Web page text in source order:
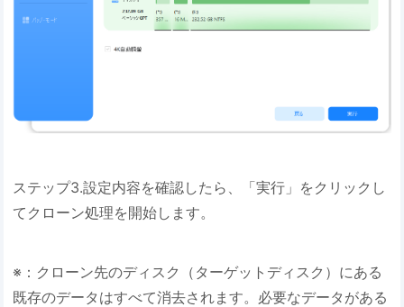
ステップ3.設定内容を確認したら、「実行」をクリックし
てクローン処理を開始します。
※：クローン先のディスク（ターゲットディスク）にある
既存のデータはすべて消去されます。必要なデータがある